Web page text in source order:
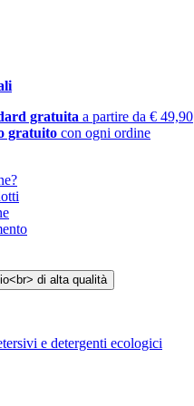
gratuita a partire da € 49,90
gratuito con ogni ordine
e detergenti ecologici